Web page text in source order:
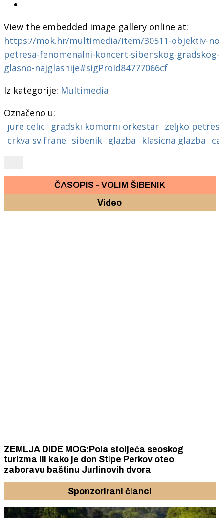
View the embedded image gallery online at:
https://mok.hr/multimedia/item/30511-objektiv-
petresa-fenomenalni-koncert-sibenskog-
glasno-najglasnije#sigProId84777066cf
Iz kategorije: Multimedia
Označeno u:
jure celic
gradski komorni orkestar zeljko
crkva sv frane sibenik glazba klasicna glazba
ČASOPIS - VOLIM ŠIBENIK
Video
ZEMLJA DIDE MOG:Pola stoljeća seoskog
turizma ili kako je don Stipe Perkov oteo
zaboravu baštinu Jurlinovih dvora
Sponzorirani članci